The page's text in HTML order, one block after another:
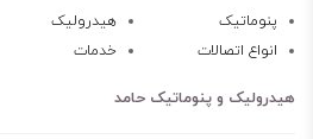
پنوماتیک هیدرولیک
انواع اتصالات
خدمات
هیدرولیک و پنوماتیک حامد